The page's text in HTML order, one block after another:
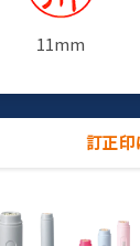
11mm
訂正